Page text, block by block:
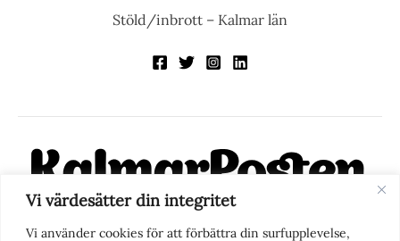
Vi värdesätter din integritet
Vi använder cookies för att förbättra din surfupplevelse,
Stöld/inbrott – Kalmar län
KalmarPosten är en modern lokalnyhetstidning på nätet. Med
fokus på Kalmarregionen, men också med blick för det större